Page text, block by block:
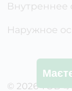
Внутреннее
Наружное
© 2026 ТОВ